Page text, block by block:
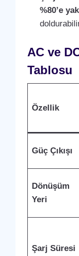
%80’e
AC ve
Tablosu
Özellik
Güç Çıkışı
Dönüşüm
Yeri
Şarj Süresi